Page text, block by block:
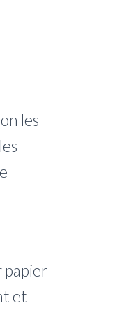
les
papier
et